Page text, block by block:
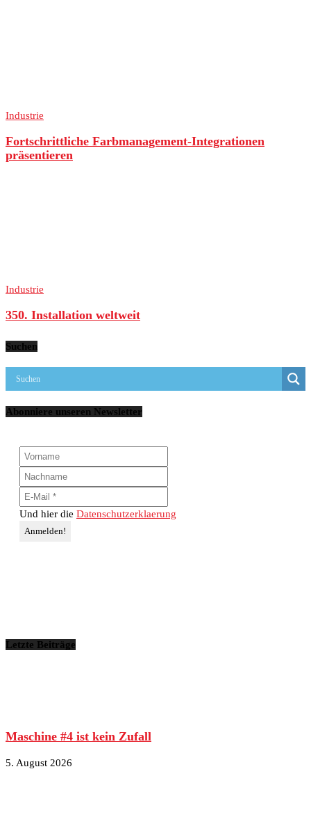
Industrie
Fortschrittliche Farbmanagement-Integrationen
präsentieren
Industrie
350. Installation weltweit
Suchen
Abonniere unseren Newsletter
Und hier die Datenschutzerklaerung
Letzte Beiträge
Maschine #4 ist kein Zufall
5. August 2026